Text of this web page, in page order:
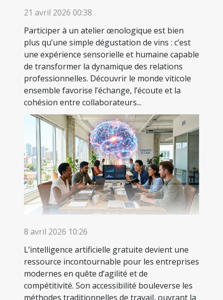
21 avril 2026 00:38
Participer à un atelier œnologique est bien
plus qu’une simple dégustation de vins : c’est
une expérience sensorielle et humaine capable
de transformer la dynamique des relations
professionnelles. Découvrir le monde viticole
ensemble favorise l’échange, l’écoute et la
cohésion entre collaborateurs...
8 avril 2026 10:26
L’intelligence artificielle gratuite devient une
ressource incontournable pour les entreprises
modernes en quête d’agilité et de
compétitivité. Son accessibilité bouleverse les
méthodes traditionnelles de travail, ouvrant la